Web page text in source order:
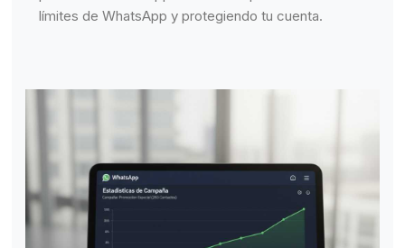
límites de WhatsApp y protegiendo tu cuenta.